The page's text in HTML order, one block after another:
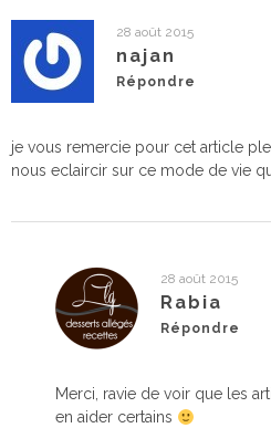
28 août 2015
najan
Répondre
je vous remercie pour cet article
nous eclaircir sur ce mode de vie
28 août 2015
Rabia
Répondre
Merci, ravie de voir que les
en aider certains